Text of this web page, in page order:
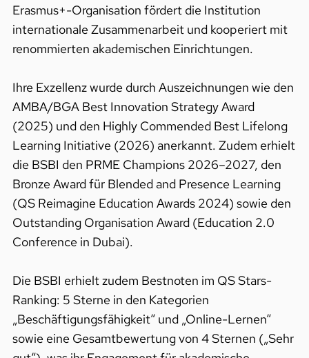
Erasmus+-Organisation fördert die Institution
internationale Zusammenarbeit und kooperiert mit
renommierten akademischen Einrichtungen.
Ihre Exzellenz wurde durch Auszeichnungen wie den
AMBA/BGA Best Innovation Strategy Award
(2025) und den Highly Commended Best Lifelong
Learning Initiative (2026) anerkannt. Zudem erhielt
die BSBI den PRME Champions 2026–2027, den
Bronze Award für Blended and Presence Learning
(QS Reimagine Education Awards 2024) sowie den
Outstanding Organisation Award (Education 2.0
Conference in Dubai).
Die BSBI erhielt zudem Bestnoten im QS Stars-
Ranking: 5 Sterne in den Kategorien
„Beschäftigungsfähigkeit“ und „Online-Lernen“
sowie eine Gesamtbewertung von 4 Sternen („Sehr